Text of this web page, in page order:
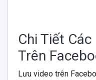
Chi Tiết
Trên
Lưu video trên